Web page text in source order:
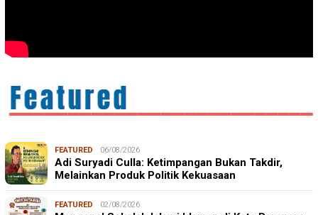
FEATURED 06/08/2026
Adi Suryadi Culla: Ketimpangan Bukan Takdir,
Melainkan Produk Politik Kekuasaan
FEATURED 02/08/2026